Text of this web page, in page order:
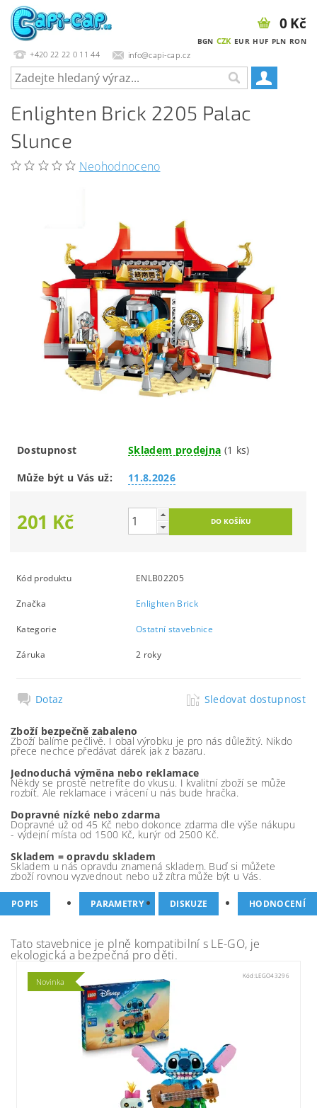
+420 22 22 0 11 44 info@capi-cap.cz
BGN CZK EUR HUF PLN RON
0 Kč
Enlighten Brick 2205 Palac
Slunce
Neohodnoceno
Dostupnost Skladem prodejna (1 ks)
Může být u Vás už: 11.8.2026
201 Kč
Kód produktu ENLB02205
Značka Enlighten Brick
Kategorie Ostatní stavebnice
Záruka 2 roky
Dotaz Sledovat dostupnost
Zboží bezpečně zabaleno
Zboží balíme pečlivě. I obal výrobku je pro nás důležitý. Nikdo
přece nechce předávat dárek jak z bazaru.
Jednoduchá výměna nebo reklamace
Někdy se prostě netrefíte do vkusu. I kvalitní zboží se může
rozbít. Ale reklamace i vrácení u nás bude hračka.
Dopravné nízké nebo zdarma
Dopravné už od 45 Kč nebo dokonce zdarma dle výše nákupu
- výdejní místa od 1500 Kč, kurýr od 2500 Kč.
Skladem = opravdu skladem
Skladem u nás opravdu znamená skladem. Buď si můžete
zboží rovnou vyzvednout nebo už zítra může být u Vás.
POPIS PARAMETRY DISKUZE HODNOCENÍ
Tato stavebnice je plně kompatibilní s LE-GO, je
ekologická a bezpečná pro děti.
Novinka
Kód:LEGO43296